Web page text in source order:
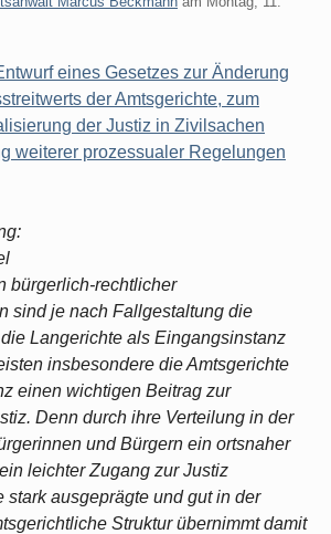
eines Gesetzes zur Änderung
der Amtsgerichte, zum
der Justiz in Zivilsachen
weiterer prozessualer Regelungen
bürgerlich-rechtlicher
sind je nach Fallgestaltung die
Langerichte als Eingangsinstanz
insbesondere die Amtsgerichte
einen wichtigen Beitrag zur
Denn durch ihre Verteilung in der
und Bürgern ein ortsnaher
leichter Zugang zur Justiz
stark ausgeprägte und gut in der
Struktur übernimmt damit